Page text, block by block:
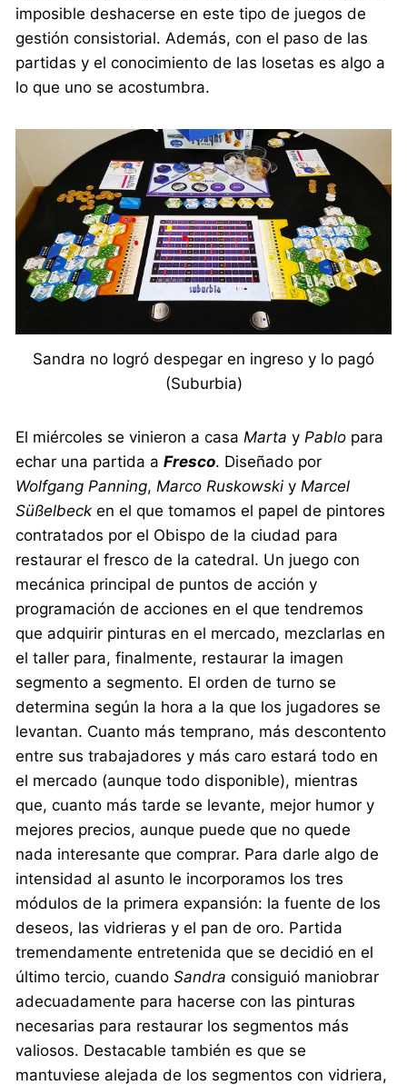
imposible deshacerse en este tipo de juegos de
gestión consistorial. Además, con el paso de las
partidas y el conocimiento de las losetas es algo a
lo que uno se acostumbra.
Sandra no logró despegar en ingreso y lo pagó
(Suburbia)
El miércoles se vinieron a casa Marta y Pablo para
echar una partida aFresco. Diseñado por
Wolfgang Panning, Marco Ruskowskiy Marcel
Süßelbeck en el que tomamos el papel de pintores
contratados por el Obispo de la ciudad para
restaurar el fresco de la catedral. Un juego con
mecánica principal de puntos de acción y
programación de acciones en el que tendremos
que adquirir pinturas en el mercado, mezclarlas en
el taller para, finalmente, restaurar la imagen
segmento a segmento. El orden de turno se
determina según la hora a la que los jugadores se
levantan. Cuanto más temprano, más descontento
entre sus trabajadores y más caro estará todo en
el mercado (aunque todo disponible), mientras
que, cuanto más tarde se levante, mejor humor y
mejores precios, aunque puede que no quede
nada interesante que comprar. Para darle algo de
intensidad al asunto le incorporamos los tres
módulos de la primera expansión: la fuente de los
deseos, las vidrieras y el pan de oro. Partida
tremendamente entretenida que se decidió en el
último tercio, cuandoSandra consiguió maniobrar
adecuadamente para hacerse con las pinturas
necesarias para restaurar los segmentos más
valiosos. Destacable también es que se
mantuviese alejada de los segmentos con vidriera,